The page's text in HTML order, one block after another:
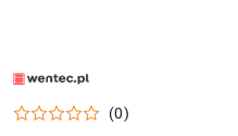
LOGO
WENTEC.PL
(0)